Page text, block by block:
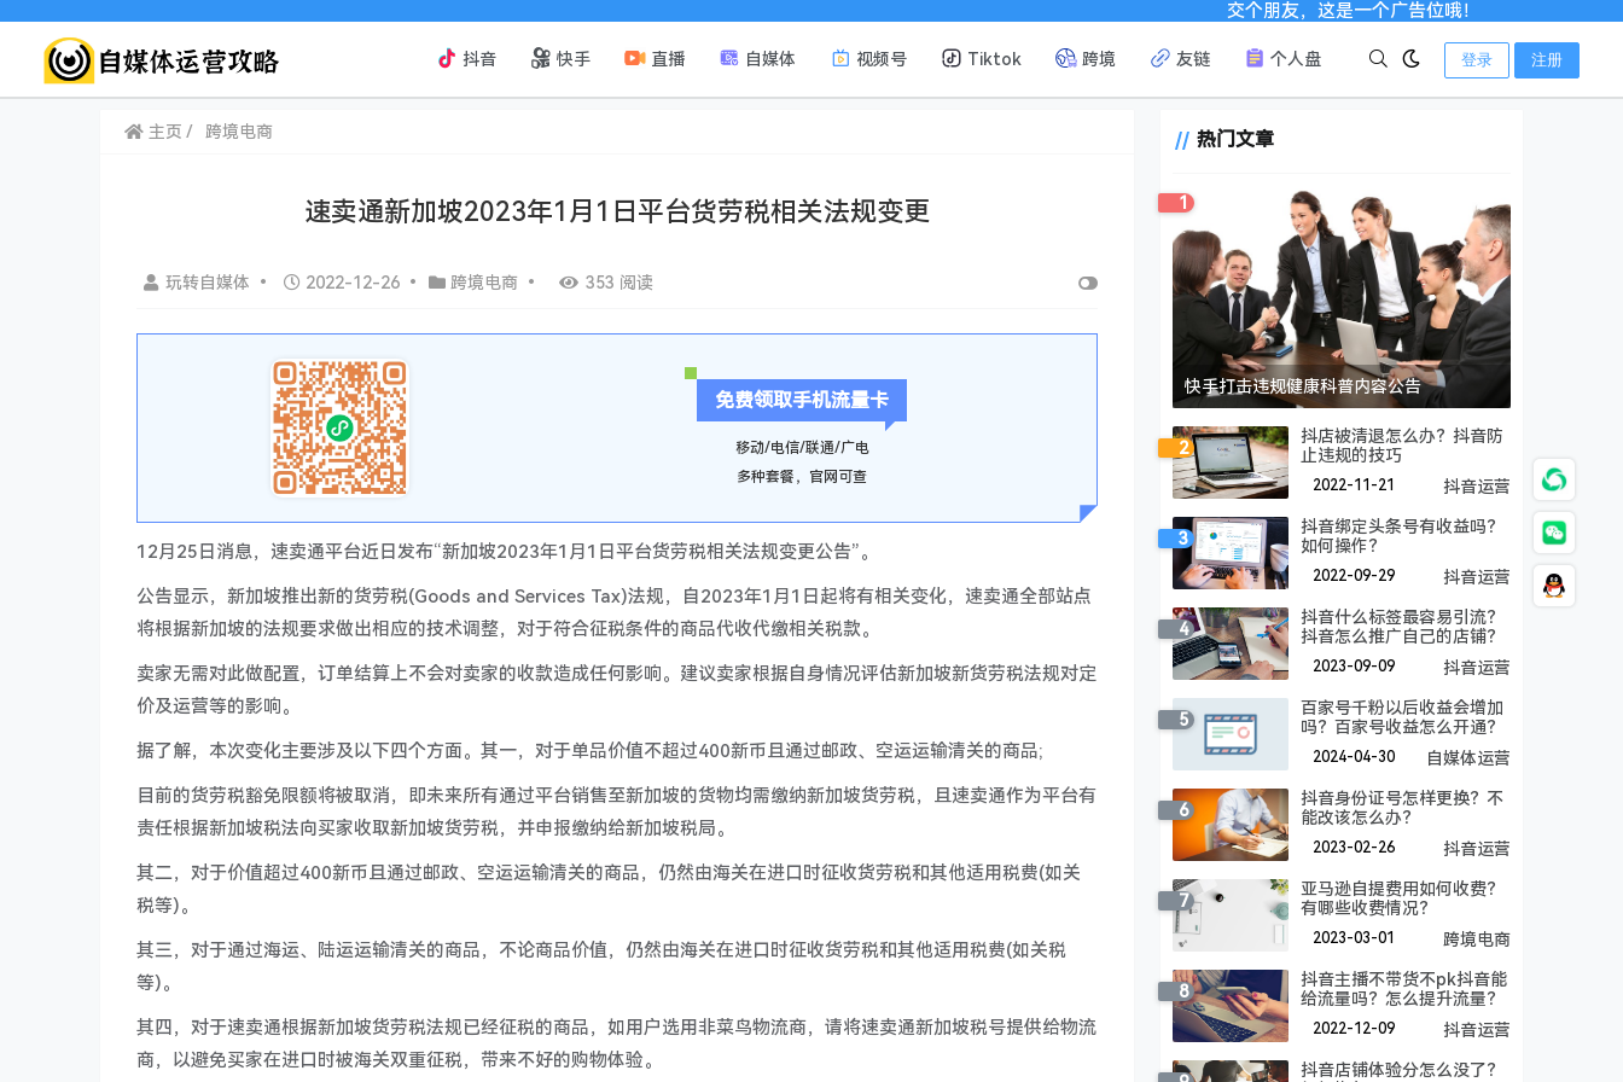
交个朋友，这是一个广告位哦！
抖音 快手 直播 自媒体 视频号 Tiktok 跨境 友链 个人盘 登录 注册
主页 跨境电商
速卖通新加坡2023年1月1日平台货劳税相关法规变更
玩转自媒体 • 2022-12-26 • 跨境电商 • 353 阅读
免费领取手机流量卡
移动/电信/联通/广电
多种套餐，官网可查
12月25日消息，速卖通平台近日发布“新加坡2023年1月1日平台货劳税相关法规变更公告”。
公告显示，新加坡推出新的货劳税(Goods and Services Tax)法规，自2023年1月1日起将有相关变化，速卖通全部站点
将根据新加坡的法规要求做出相应的技术调整，对于符合征税条件的商品代收代缴相关税款。
卖家无需对此做配置，订单结算上不会对卖家的收款造成任何影响。建议卖家根据自身情况评估新加坡新货劳税法规对定
价及运营等的影响。
据了解，本次变化主要涉及以下四个方面。其一，对于单品价值不超过400新币且通过邮政、空运运输清关的商品;
目前的货劳税豁免限额将被取消，即未来所有通过平台销售至新加坡的货物均需缴纳新加坡货劳税，且速卖通作为平台有
责任根据新加坡税法向买家收取新加坡货劳税，并申报缴纳给新加坡税局。
其二，对于价值超过400新币且通过邮政、空运运输清关的商品，仍然由海关在进口时征收货劳税和其他适用税费(如关
税等)。
其三，对于通过海运、陆运运输清关的商品，不论商品价值，仍然由海关在进口时征收货劳税和其他适用税费(如关税
等)。
其四，对于速卖通根据新加坡货劳税法规已经征税的商品，如用户选用非菜鸟物流商，请将速卖通新加坡税号提供给物流
商，以避免买家在进口时被海关双重征税，带来不好的购物体验。
热门文章
1
快手打击违规健康科普内容公告
2
抖店被清退怎么办？抖音防
止违规的技巧
2022-11-21 抖音运营
3
抖音绑定头条号有收益吗？
如何操作？
2022-09-29 抖音运营
4
抖音什么标签最容易引流？
抖音怎么推广自己的店铺？
2023-09-09 抖音运营
5
百家号千粉以后收益会增加
吗？百家号收益怎么开通？
2024-04-30 自媒体运营
6
抖音身份证号怎样更换？不
能改该怎么办？
2023-02-26 抖音运营
7
亚马逊自提费用如何收费？
有哪些收费情况？
2023-03-01 跨境电商
8
抖音主播不带货不pk抖音能
给流量吗？怎么提升流量？
2022-12-09 抖音运营
抖音店铺体验分怎么没了？